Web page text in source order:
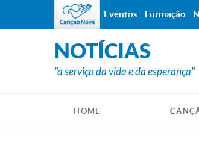
NOTÍCIAS
"a serviço da vida e da esperança"
HOME
Eventos Formação